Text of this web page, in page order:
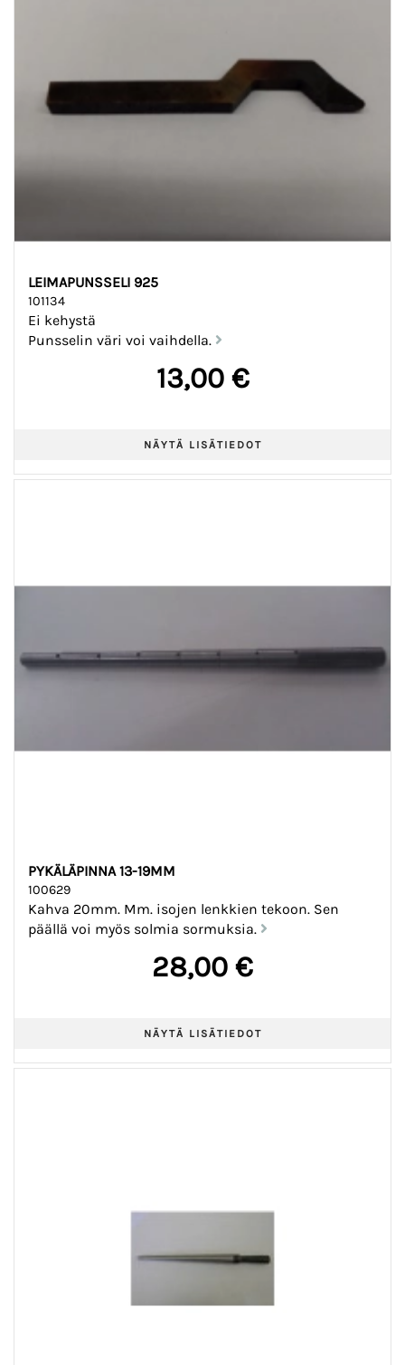
LEIMAPUNSSELI 925
101134
Ei kehystä
Punsselin väri voi vaihdella.
13,00 €
PYKÄLÄPINNA 13-19MM
100629
Kahva 20mm. Mm. isojen lenkkien tekoon. Sen
päällä voi myös solmia sormuksia.
28,00 €